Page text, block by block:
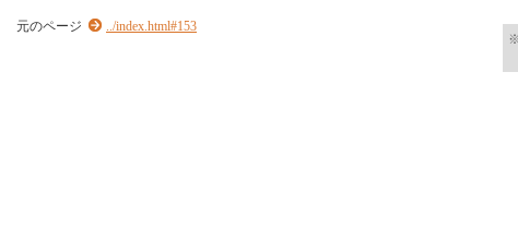
元のページ ../index.html#153